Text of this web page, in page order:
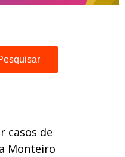
casos de
Monteiro